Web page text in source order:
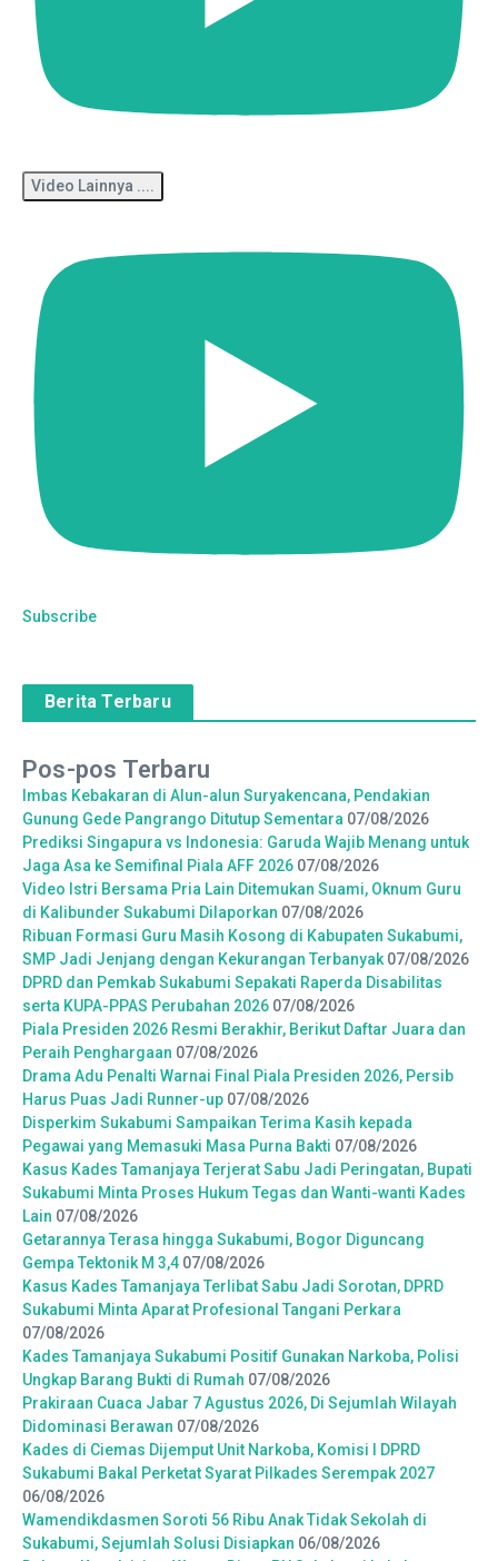
Video Lainnya ....
Subscribe
Berita Terbaru
Pos-pos Terbaru
Imbas Kebakaran di Alun-alun Suryakencana, Pendakian
Gunung Gede Pangrango Ditutup Sementara 07/08/2026
Prediksi Singapura vs Indonesia: Garuda Wajib Menang untuk
Jaga Asa ke Semifinal Piala AFF 2026 07/08/2026
Video Istri Bersama Pria Lain Ditemukan Suami, Oknum Guru
di Kalibunder Sukabumi Dilaporkan 07/08/2026
Ribuan Formasi Guru Masih Kosong di Kabupaten Sukabumi,
SMP Jadi Jenjang dengan Kekurangan Terbanyak 07/08/2026
DPRD dan Pemkab Sukabumi Sepakati Raperda Disabilitas
serta KUPA-PPAS Perubahan 2026 07/08/2026
Piala Presiden 2026 Resmi Berakhir, Berikut Daftar Juara dan
Peraih Penghargaan 07/08/2026
Drama Adu Penalti Warnai Final Piala Presiden 2026, Persib
Harus Puas Jadi Runner-up 07/08/2026
Disperkim Sukabumi Sampaikan Terima Kasih kepada
Pegawai yang Memasuki Masa Purna Bakti 07/08/2026
Kasus Kades Tamanjaya Terjerat Sabu Jadi Peringatan, Bupati
Sukabumi Minta Proses Hukum Tegas dan Wanti-wanti Kades
Lain 07/08/2026
Getarannya Terasa hingga Sukabumi, Bogor Diguncang
Gempa Tektonik M 3,4 07/08/2026
Kasus Kades Tamanjaya Terlibat Sabu Jadi Sorotan, DPRD
Sukabumi Minta Aparat Profesional Tangani Perkara
07/08/2026
Kades Tamanjaya Sukabumi Positif Gunakan Narkoba, Polisi
Ungkap Barang Bukti di Rumah 07/08/2026
Prakiraan Cuaca Jabar 7 Agustus 2026, Di Sejumlah Wilayah
Didominasi Berawan 07/08/2026
Kades di Ciemas Dijemput Unit Narkoba, Komisi I DPRD
Sukabumi Bakal Perketat Syarat Pilkades Serempak 2027
06/08/2026
Wamendikdasmen Soroti 56 Ribu Anak Tidak Sekolah di
Sukabumi, Sejumlah Solusi Disiapkan 06/08/2026